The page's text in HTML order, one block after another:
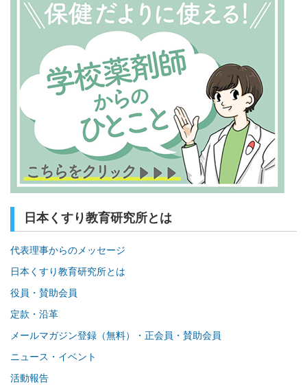
日本くすり教育研究所とは
代表理事からのメッセージ
日本くすり教育研究所とは
役員・賛助会員
定款・沿革
メールマガジン登録（無料）・正会員・賛助会員
ニュース・イベント
活動報告